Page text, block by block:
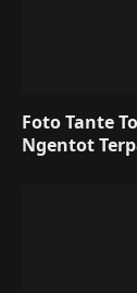
Foto Tante
Ngentot